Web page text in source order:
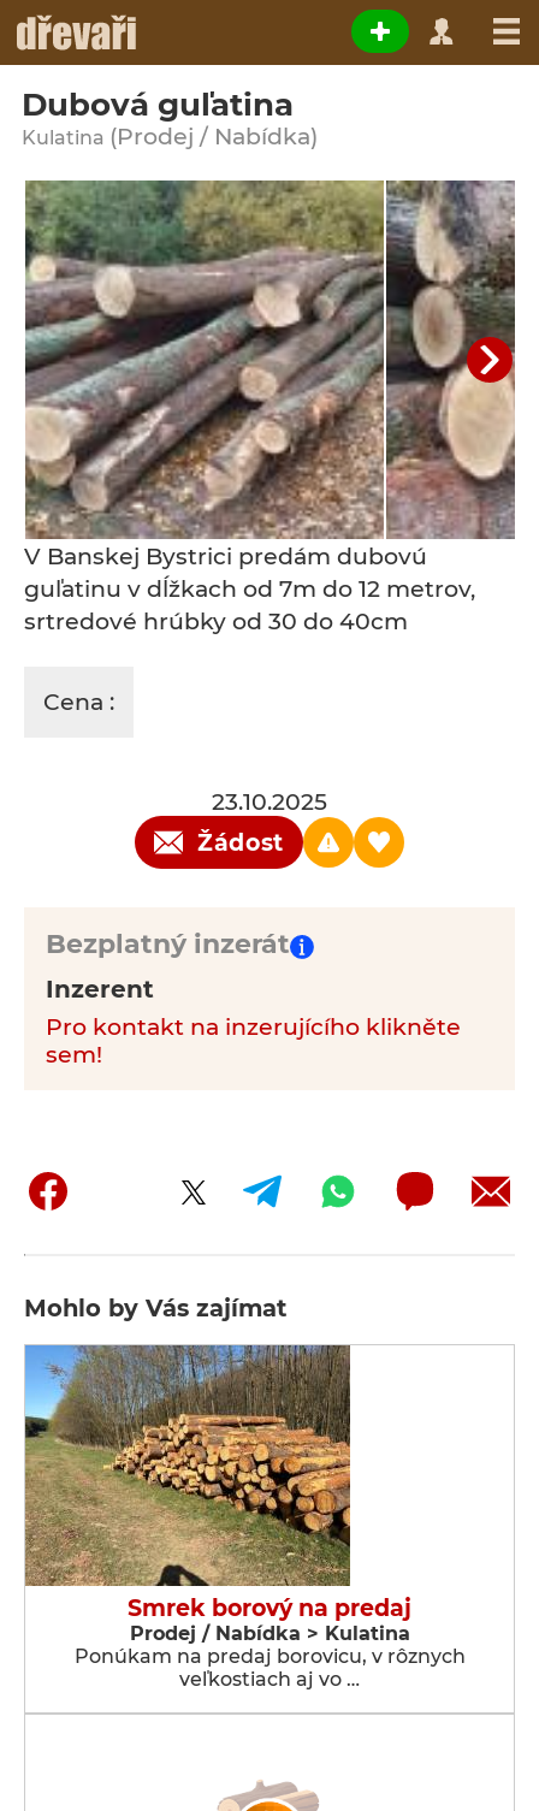
Dubová guľatina
Kulatina (Prodej / Nabídka)
V Banskej Bystrici predám dubovú
guľatinu v dĺžkach od 7m do 12 metrov,
srtredové hrúbky od 30 do 40cm
Cena :
23.10.2025
Žádost
Bezplatný inzerát
Inzerent
Pro kontakt na inzerujícího klikněte
sem!
Mohlo by Vás zajímat
Smrek borový na predaj
Prodej / Nabídka > Kulatina
Ponúkam na predaj borovicu, v rôznych
veľkostiach aj vo …